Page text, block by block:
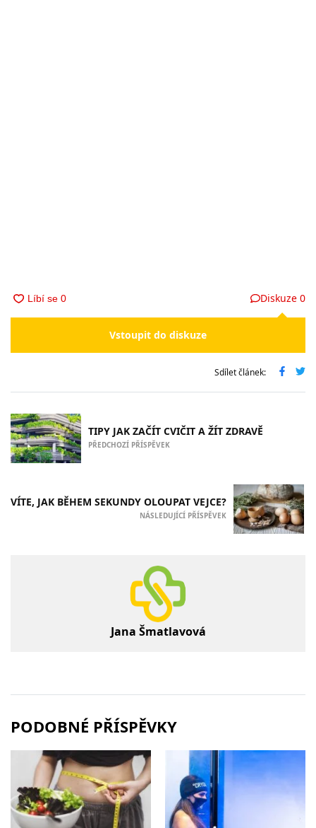
Diskuze 0
Vstoupit do diskuze
Sdílet článek:
TIPY JAK ZAČÍT CVIČIT A ŽÍT ZDRAVĚ
PŘEDCHOZÍ PŘÍSPĚVEK
VÍTE, JAK BĚHEM SEKUNDY OLOUPAT VEJCE?
NÁSLEDUJÍCÍ PŘÍSPĚVEK
Jana Šmatlavová
PODOBNÉ PŘÍSPĚVKY